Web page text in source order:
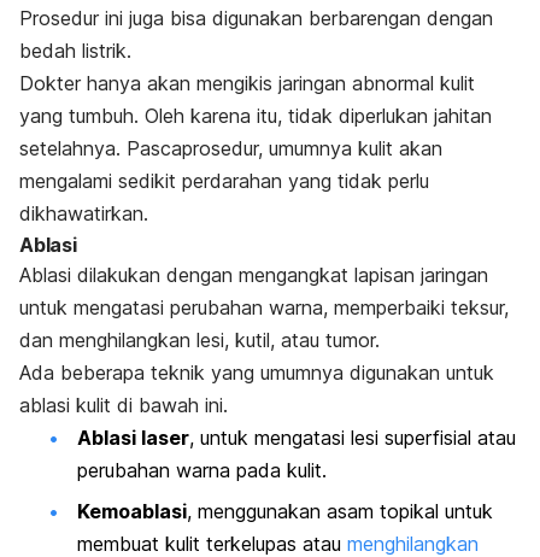
Prosedur ini juga bisa digunakan berbarengan dengan
bedah listrik.
Dokter hanya akan mengikis jaringan abnormal kulit
yang tumbuh. Oleh karena itu, tidak diperlukan jahitan
setelahnya. Pascaprosedur, umumnya kulit akan
mengalami sedikit perdarahan yang tidak perlu
dikhawatirkan.
Ablasi
Ablasi dilakukan dengan mengangkat lapisan jaringan
untuk mengatasi perubahan warna, memperbaiki teksur,
dan menghilangkan lesi, kutil, atau tumor.
Ada beberapa teknik yang umumnya digunakan untuk
ablasi kulit di bawah ini.
Ablasi laser, untuk mengatasi lesi superfisial atau
perubahan warna pada kulit.
Kemoablasi, menggunakan asam topikal untuk
membuat kulit terkelupas atau menghilangkan